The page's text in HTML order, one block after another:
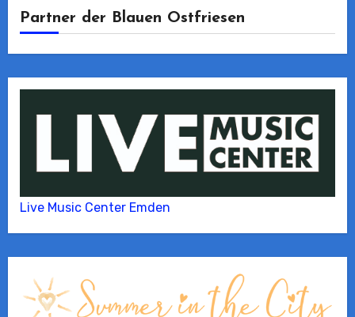
Partner der Blauen Ostfriesen
Live Music Center Emden